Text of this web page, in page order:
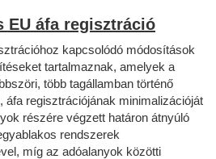
EU áfa regisztráció
kapcsolódó módosítások
tartalmaznak, amelyek a
több tagállamban történő
áfa regisztrációjának minimalizációját
részére végzett határon átnyúló
rendszerek
míg az adóalanyok közötti